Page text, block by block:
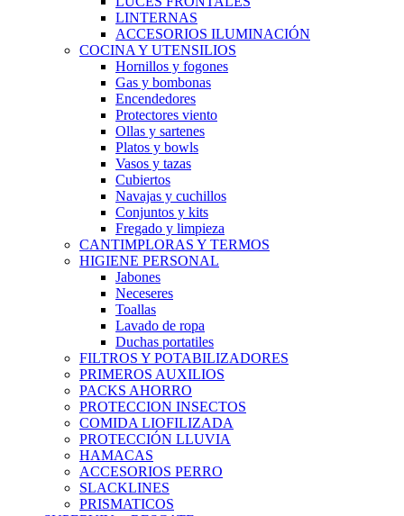
LINTERNAS
ACCESORIOS ILUMINACIÓN
COCINA Y UTENSILIOS
Hornillos y fogones
Gas y bombonas
Encendedores
Protectores viento
Ollas y sartenes
Platos y bowls
Vasos y tazas
Cubiertos
Navajas y cuchillos
Conjuntos y kits
Fregado y limpieza
CANTIMPLORAS Y TERMOS
HIGIENE PERSONAL
Jabones
Neceseres
Toallas
Lavado de ropa
Duchas portatiles
FILTROS Y POTABILIZADORES
PRIMEROS AUXILIOS
PACKS AHORRO
PROTECCION INSECTOS
COMIDA LIOFILIZADA
PROTECCIÓN LLUVIA
HAMACAS
ACCESORIOS PERRO
SLACKLINES
PRISMATICOS